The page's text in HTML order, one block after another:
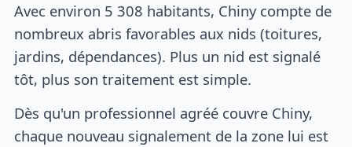
Avec environ 5 308 habitants, Chiny compte de
nombreux abris favorables aux nids (toitures,
jardins, dépendances). Plus un nid est signalé
tôt, plus son traitement est simple.
Dès qu'un professionnel agréé couvre Chiny,
chaque nouveau signalement de la zone lui est